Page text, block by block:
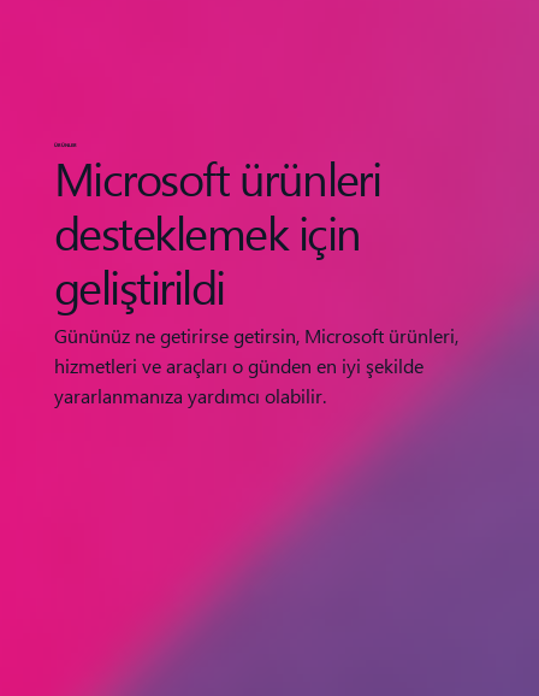
ÜRÜNLER
Microsoft ürünleri
desteklemek için
geliştirildi
Gününüz ne getirirse getirsin, Microsoft ürünleri,
hizmetleri ve araçları o günden en iyi şekilde
yararlanmanıza yardımcı olabilir.